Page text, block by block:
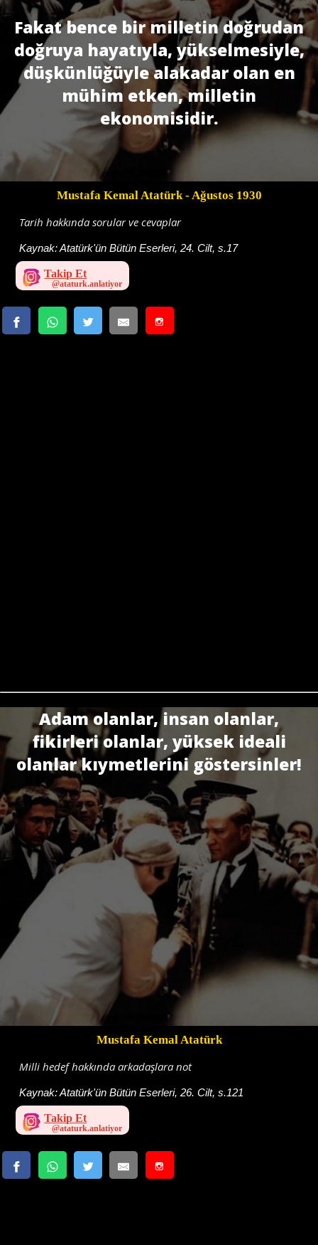
Fakat bence bir milletin doğrudan
doğruya hayatıyla, yükselmesiyle,
düşkünlüğüyle alakadar olan en
mühim etken, milletin
ekonomisidir.
Mustafa Kemal Atatürk- Ağustos 1930
Tarih hakkında sorular ve cevaplar
Kaynak:Atatürk'ün Bütün Eserleri, 24. Cilt, s.17
Takip Et
Adam olanlar, insan olanlar,
fikirleri olanlar, yüksek ideali
olanlar kıymetlerini göstersinler!
Mustafa Kemal Atatürk
Milli hedef hakkında arkadaşlara not
Kaynak:Atatürk'ün Bütün Eserleri, 26. Cilt, s.121
Takip Et